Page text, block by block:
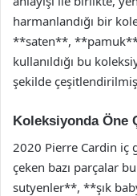
harmanlandığı bir
**saten**,
kullanıldığı bu
şekilde
Koleksiyonda Öne
2020 Pierre Cardin iç
çeken bazı parçalar
sutyenler**, **şık